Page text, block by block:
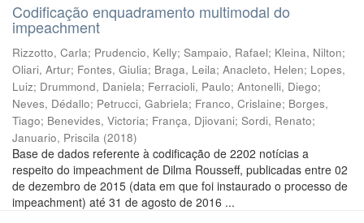
Codificação enquadramento multimodal do
impeachment
Rizzotto, Carla; Prudencio, Kelly; Sampaio, Rafael; Kleina, Nilton;
Oliari, Artur; Fontes, Giulia; Braga, Leila; Anacleto, Helen; Lopes,
Luiz; Drummond, Daniela; Ferracioli, Paulo; Antonelli, Diego;
Neves, Dédallo; Petrucci, Gabriela; Franco, Crislaine; Borges,
Tiago; Benevides, Victoria; França, Djiovani; Sordi, Renato;
Januario, Priscila (2018)
Base de dados referente à codificação de 2202 notícias a
respeito do impeachment de Dilma Rousseff, publicadas entre 02
de dezembro de 2015 (data em que foi instaurado o processo de
impeachment) até 31 de agosto de 2016 ...